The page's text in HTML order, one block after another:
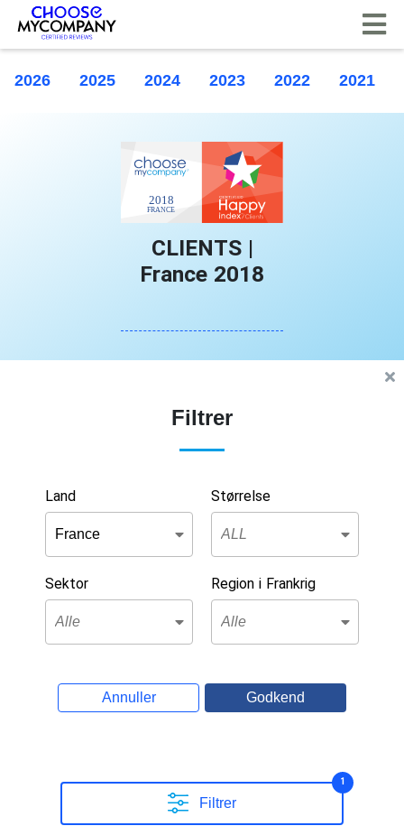
2026 2025 2024 2023 2022 2021
CLIENTS |
France 2018
Filtrer
Land Størrelse
Sektor Region i Frankrig
Annuller Godkend
Filtrer
1
CCookie-styringspanel